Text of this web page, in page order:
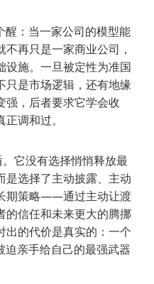
醒：当一家公司的模型能
再只是一家商业公司，
设施。一旦被定性为准国
只是市场逻辑，还有地缘
强，后者要求它学会收
调和过。
它没有选择悄悄释放最
是选择了主动披露、主动
期策略——通过主动让渡
的信任和未来更大的腾挪
出的代价是真实的：一个
亲手给自己的最强武器